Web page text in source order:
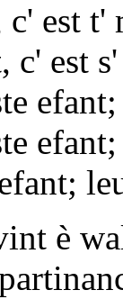
c' est t'
c' est s'
è